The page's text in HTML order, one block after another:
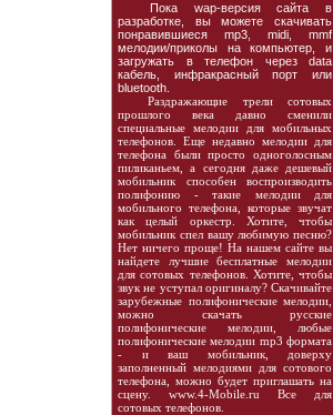
Пока wap-версия сайта в
разработке, вы можете скачивать
понравившиеся mp3, midi, mmf
мелодии/приколы на компьютер, и
загружать в телефон через data
кабель, инфракрасный порт или
bluetooth.
Раздражающие трели сотовых
прошлого века давно сменили
специальные мелодии для мобильных
телефонов. Еще недавно мелодии для
телефона были просто одноголосным
пиликаньем, а сегодня даже дешевый
мобильник способен воспроизводить
полифонию - такие мелодии для
мобильного телефона, которые звучат
как целый оркестр. Хотите, чтобы
мобильник спел вашу любимую песню?
Нет ничего проще! На нашем сайте вы
найдете лучшие бесплатные мелодии
для сотовых телефонов. Хотите, чтобы
звук не уступал оригиналу? Скачивайте
зарубежные полифонические мелодии,
можно скачать русские
полифонические мелодии, любые
полифонические мелодии mp3 формата
- и ваш мобильник, доверху
заполненный мелодиями для сотового
телефона, можно будет приглашать на
сцену. www.4-Mobile.ru Все для
сотовых телефонов.